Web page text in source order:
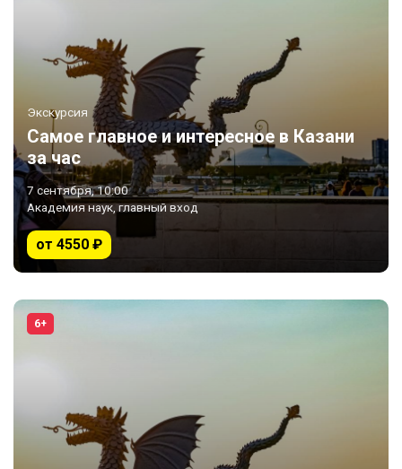
Экскурсия
Самое главное и интересное в Казани
за час
7 сентября, 10:00
Академия наук, главный вход
от 4550 ₽
6+